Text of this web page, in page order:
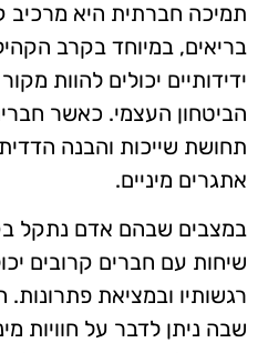
תמיכה חברתית היא מרכיב
בריאים, במיוחד בקרב
ידידותיים יכולים להוות
הביטחון העצמי. כאשר
תחושת שייכות והבנה
אתגרים מיניים.
במצבים שבהם אדם נתקל
שיחות עם חברים קרובים
רגשותיו ובמציאת
שבה ניתן לדבר על חוויות